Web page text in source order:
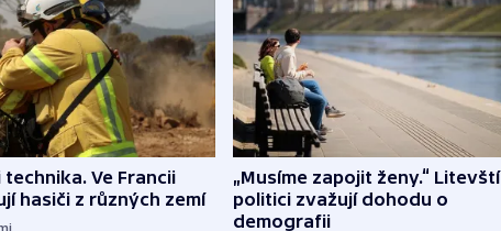
technika. Ve Francii
hasiči z různých zemí
„Musíme zapojit ženy.“ Litevští
politici zvažují dohodu o
demografii